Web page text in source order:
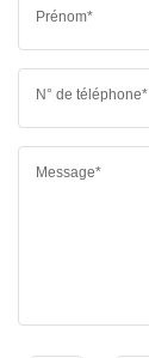
Prénom*
N° de téléphone*
Message*